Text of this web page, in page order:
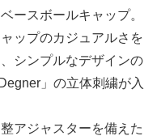
ースボールキャップ。
ップのカジュアルさを
シンプルなデザインの
」の立体刺繍が入
アジャスターを備えた